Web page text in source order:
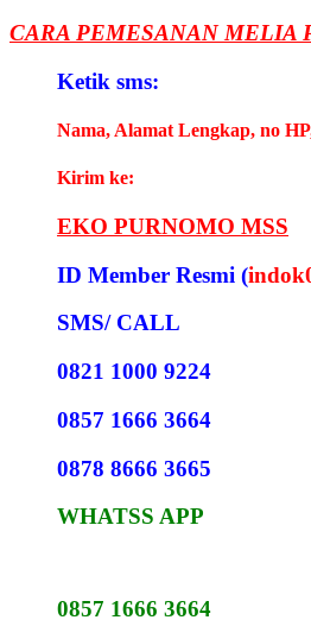
CARA PEMESANAN MELIA
Ketik sms:
Nama, Alamat Lengkap, no
Kirim ke:
EKO PURNOMO MSS
ID Member Resmi (
SMS/ CALL
0821 1000 9224
0857 1666 3664
0878 8666 3665
WHATSS APP
0857 1666 3664